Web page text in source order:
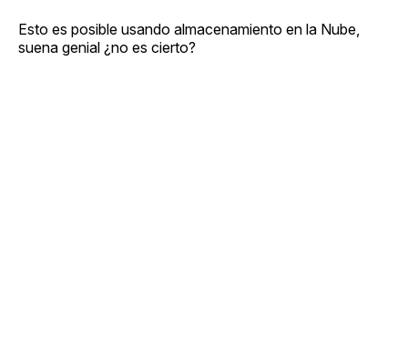
Esto es posible usando almacenamiento en la Nube,
suena genial ¿no es cierto?